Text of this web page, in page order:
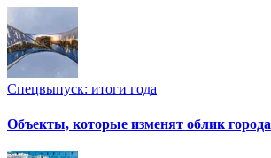
Спецвыпуск: итоги года
Объекты, которые изменят облик города